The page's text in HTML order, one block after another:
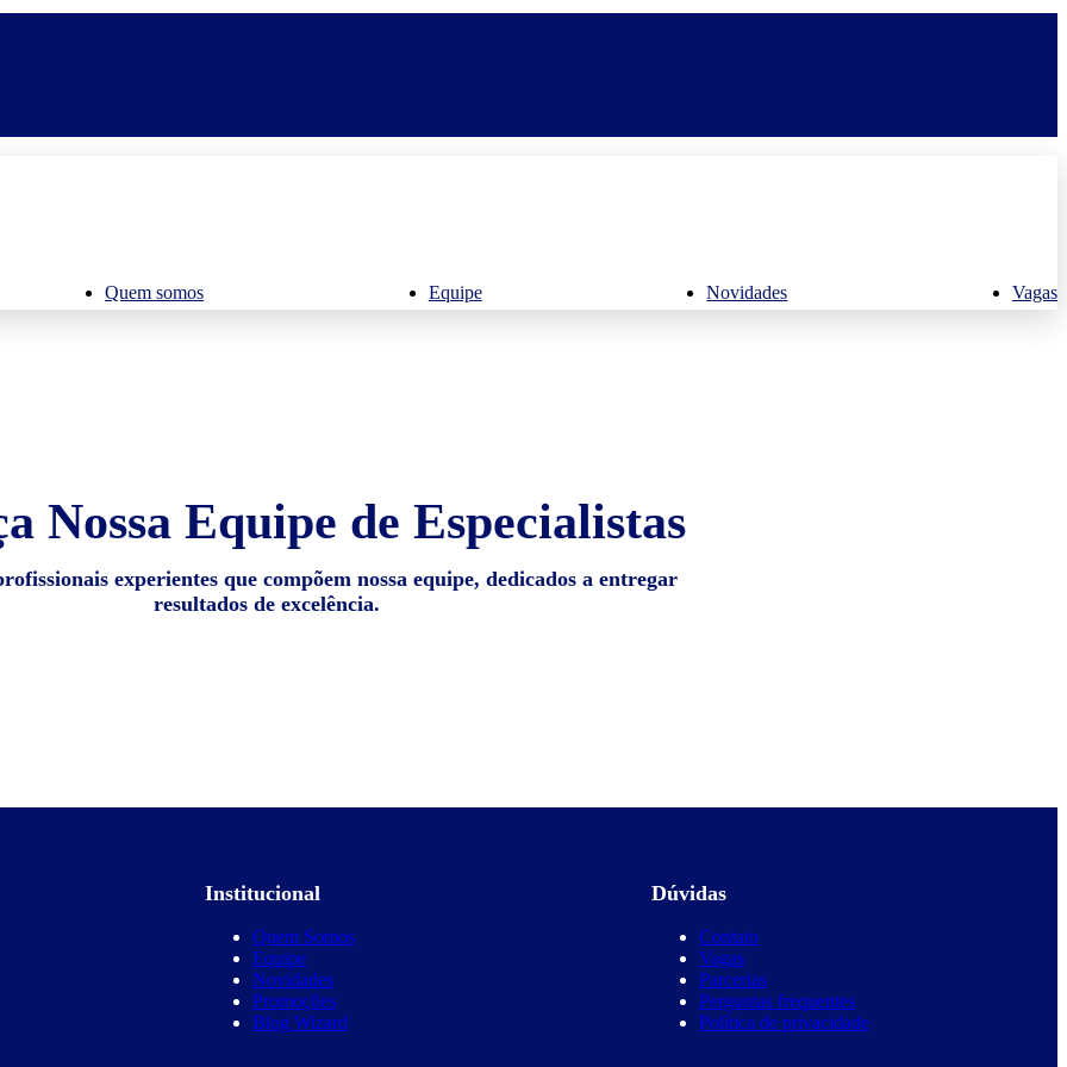
Quem somos Equipe Novidades Vagas
Nossa Equipe de Especialistas
experientes que compõem nossa equipe, dedicados a entregar
resultados de excelência.
Institucional
Quem Somos
Equipe
Novidades
Promoções
Blog Wizard
Dúvidas
Contato
Vagas
Parcerias
Perguntas frequentes
Política de privacidade